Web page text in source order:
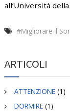
all’Università
#Migliorare il
ARTICOLI
ATTENZIONE(1)
DORMIRE(1)